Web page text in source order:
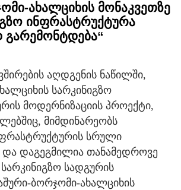
ახალციხის მონაკვეთზე
ინფრასტრუქტურა
აღდგენის ნაწილში,
სარკინიგზო
მოდერნიზაციის პროექტი,
მიმდინარეობს
სრული
და დაგეგმილია თანამედროვე
სადგურის
ბორჯომი-ახალციხის